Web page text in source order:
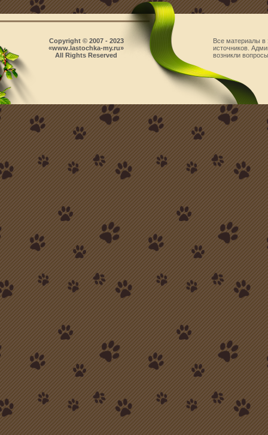
Все материалы в
источников.
возникли
Copyright © 2007 - 2023
«www.lastochka-my.ru»
All Rights Reserved